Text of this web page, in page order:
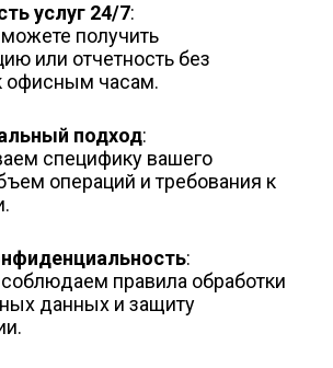
услуг 24/7:
получить
или отчетность без
офисным часам.
подход:
специфику вашего
операций и требования к
:
правила обработки
данных и защиту